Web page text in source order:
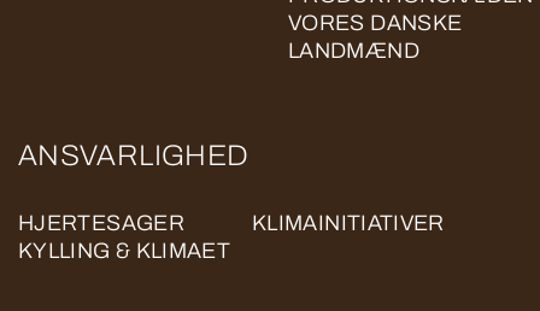
VORES DANSKE
LANDMÆND
ANSVARLIGHED
HJERTESAGER
KLIMAINITIATIVER
KYLLING & KLIMAET